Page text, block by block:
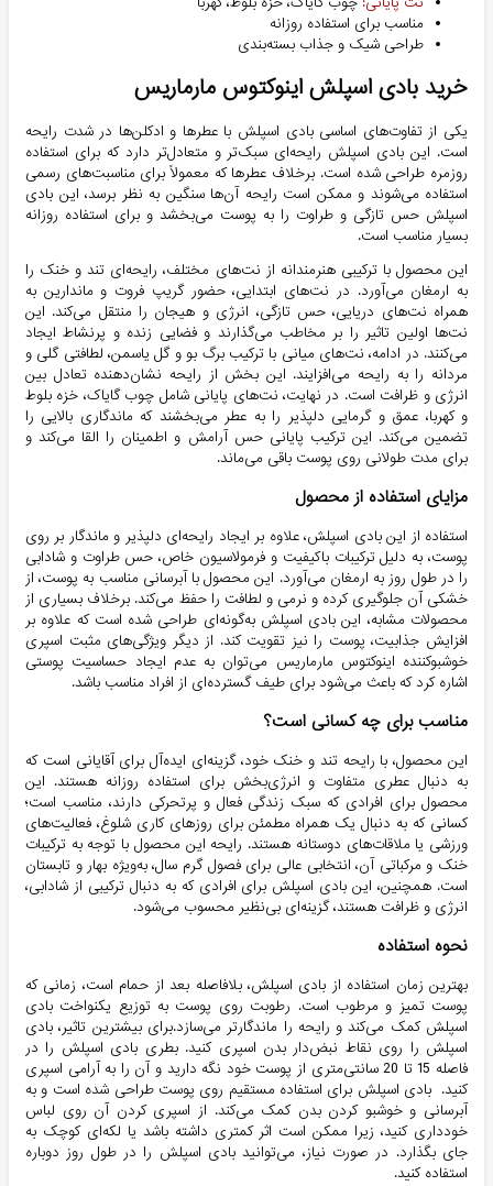
مناسب برای استفاده روزانه
طراحی شیک و جذاب بسته‌بندی
خرید بادی اسپلش اینوکتوس مارماریس
یکی از تفاوت‌های اساسی بادی اسپلش با عطرها و ادکلن‌ها در شدت رایحه
است. این بادی اسپلش رایحه‌ای سبک‌تر و متعادل‌تر دارد که برای استفاده
روزمره طراحی شده است. برخلاف عطرها که معمولاً برای مناسبت‌های رسمی
استفاده می‌شوند و ممکن است رایحه آن‌ها سنگین به نظر برسد، این بادی
اسپلش حس تازگی و طراوت را به پوست می‌بخشد و برای استفاده روزانه
بسیار مناسب است.
این محصول با ترکیبی هنرمندانه از نت‌های مختلف، رایحه‌ای تند و خنک را
به ارمغان می‌آورد. در نت‌های ابتدایی، حضور گریپ فروت و ماندارین به
همراه نت‌های دریایی، حس تازگی، انرژی و هیجان را منتقل می‌کند. این
نت‌ها اولین تاثیر را بر مخاطب می‌گذارند و فضایی زنده و پرنشاط ایجاد
می‌کنند. در ادامه، نت‌های میانی با ترکیب برگ بو و گل یاسمن، لطافتی گلی و
مردانه را به رایحه می‌افزایند. این بخش از رایحه نشان‌دهنده تعادل بین
انرژی و ظرافت است. در نهایت، نت‌های پایانی شامل چوب گایاک، خزه بلوط
و کهربا، عمق و گرمایی دلپذیر را به عطر می‌بخشند که ماندگاری بالایی را
تضمین می‌کند. این ترکیب پایانی حس آرامش و اطمینان را القا می‌کند و
برای مدت طولانی روی پوست باقی می‌ماند.
مزایای استفاده از محصول
استفاده از این بادی اسپلش، علاوه بر ایجاد رایحه‌ای دلپذیر و ماندگار بر روی
پوست، به دلیل ترکیبات باکیفیت و فرمولاسیون خاص، حس طراوت و شادابی
را در طول روز به ارمغان می‌آورد. این محصول با آبرسانی مناسب به پوست، از
خشکی آن جلوگیری کرده و نرمی و لطافت را حفظ می‌کند. برخلاف بسیاری از
محصولات مشابه، این بادی اسپلش به‌گونه‌ای طراحی شده است که علاوه بر
افزایش جذابیت، پوست را نیز تقویت کند. از دیگر ویژگی‌های مثبت اسپری
خوشبوکننده اینوکتوس مارماریس می‌توان به عدم ایجاد حساسیت پوستی
اشاره کرد که باعث می‌شود برای طیف گسترده‌ای از افراد مناسب باشد.
مناسب برای چه کسانی است؟
این محصول، با رایحه تند و خنک خود، گزینه‌ای ایده‌آل برای آقایانی است که
به دنبال عطری متفاوت و انرژی‌بخش برای استفاده روزانه هستند. این
محصول برای افرادی که سبک زندگی فعال و پرتحرکی دارند، مناسب است؛
کسانی که به دنبال یک همراه مطمئن برای روزهای کاری شلوغ، فعالیت‌های
ورزشی یا ملاقات‌های دوستانه هستند. رایحه این محصول با توجه به ترکیبات
خنک و مرکباتی آن، انتخابی عالی برای فصول گرم سال، به‌ویژه بهار و تابستان
است. همچنین، این بادی اسپلش برای افرادی که به دنبال ترکیبی از شادابی،
انرژی و ظرافت هستند، گزینه‌ای بی‌نظیر محسوب می‌شود.
نحوه استفاده
بهترین زمان استفاده از بادی اسپلش، بلافاصله بعد از حمام است، زمانی که
پوست تمیز و مرطوب است. رطوبت روی پوست به توزیع یکنواخت بادی
اسپلش کمک می‌کند و رایحه را ماندگارتر می‌سازد.برای بیشترین تاثیر، بادی
اسپلش را روی نقاط نبض‌دار بدن اسپری کنید. بطری بادی اسپلش را در
فاصله 15 تا 20 سانتی‌متری از پوست خود نگه دارید و آن را به آرامی اسپری
کنید. بادی اسپلش برای استفاده مستقیم روی پوست طراحی شده است و به
آبرسانی و خوشبو کردن بدن کمک می‌کند. از اسپری کردن آن روی لباس
خودداری کنید، زیرا ممکن است اثر کمتری داشته باشد یا لکه‌ای کوچک به
جای بگذارد. در صورت نیاز، می‌توانید بادی اسپلش را در طول روز دوباره
استفاده کنید.